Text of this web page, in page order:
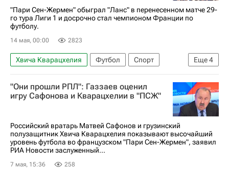
Лига чемпионов УЕФА 2026-2027
Чемпионат мира по футболу (до 17 лет)
Суперкубок Франции
"Пари Сен-Жермен" обыграл "Ланс" в перенесенном матче 29-
го тура Лиги 1 и досрочно стал чемпионом Франции по
футболу.
14 мая, 00:00 2823
Еще4
Хвича Кварацхелия Футбол
Спорт
Матвей Сафонов
Пари Сен-Жермен (ПСЖ)
Ланс
"Они прошли РПЛ": Газзаев оценил
игру Сафонова и Кварацхелии в "ПСЖ"
Российский вратарь Матвей Сафонов и грузинский
полузащитник Хвича Кварацхелия показывают высочайший
уровень футбола во французском "Пари Сен-Жермен", заявил
РИА Новости заслуженный...
7 мая, 15:36 258